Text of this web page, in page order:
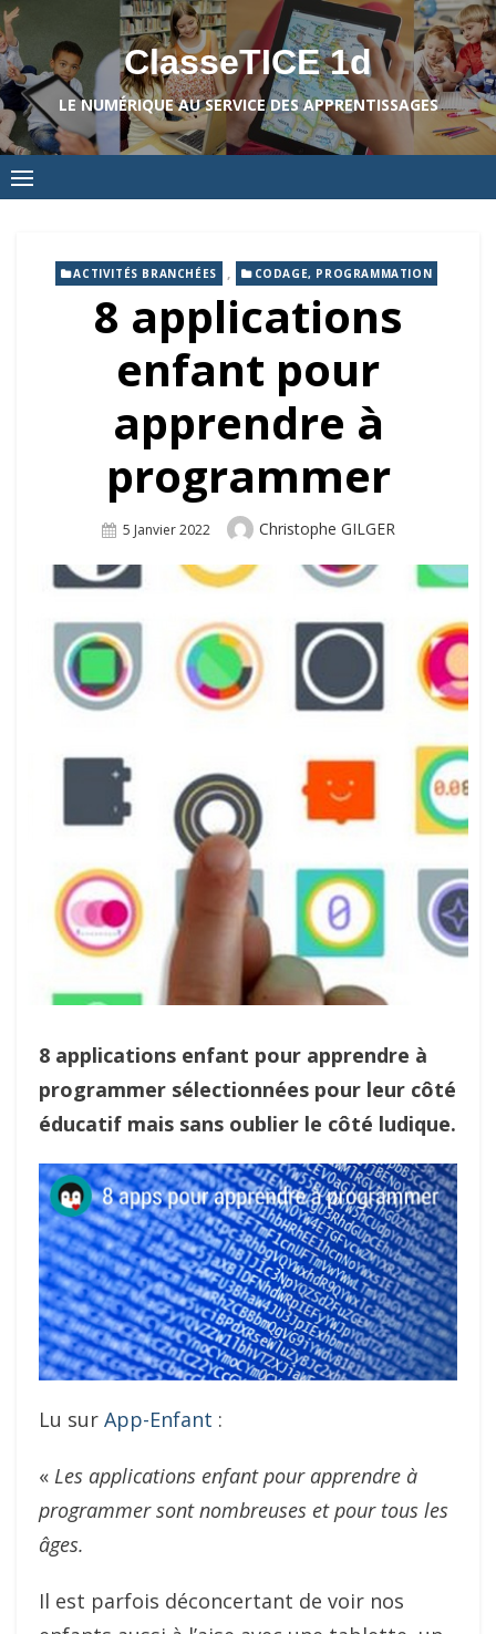
Skip
to
content
ClasseTICE 1d
LE NUMÉRIQUE AU SERVICE DES APPRENTISSAGES
ACTIVITÉS BRANCHÉES , CODAGE, PROGRAMMATION
8 applications
enfant pour
apprendre à
programmer
Posted
5 Janvier 2022 Author
Christophe GILGER
8 applications enfant pour apprendre à
programmer sélectionnées pour leur côté
éducatif mais sans oublier le côté ludique.
Lu sur App-Enfant :
« Les applications enfant pour apprendre à
programmer sont nombreuses et pour tous les
âges.
Il est parfois déconcertant de voir nos